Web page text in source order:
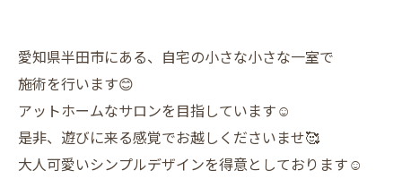
愛知県半田市にある、自宅の小さな小さな一室で
施術を行います😊
アットホームなサロンを目指しています☺️
是非、遊びに来る感覚でお越しくださいませ🥰
大人可愛いシンプルデザインを得意としております☺️